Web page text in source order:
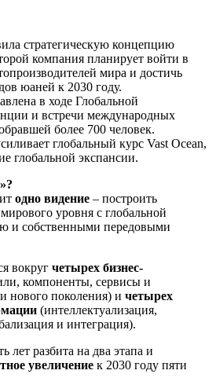
стратегическую концепцию
компания планирует войти в
мира и достичь
юаней к 2030 году.
в ходе Глобальной
и встречи международных
более 700 человек.
глобальный курс Vast Ocean,
глобальной экспансии.
одно видение – построить
уровня с глобальной
и собственными передовыми
вокруг четырех бизнес-
компоненты, сервисы и
нового поколения) и четырех
(интеллектуализация,
и интеграция).
лет разбита на два этапа и
увеличение к 2030 году пяти